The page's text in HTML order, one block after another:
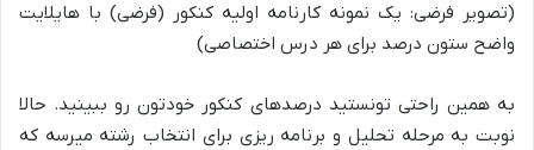
(تصویر فرضی: یک نمونه کارنامه اولیه کنکور (فرضی) با هایلایت
واضح ستون درصد برای هر درس اختصاصی)
به همین راحتی تونستید درصدهای کنکور خودتون رو ببینید. حالا
نوبت به مرحله تحلیل و برنامه ریزی برای انتخاب رشته میرسه که